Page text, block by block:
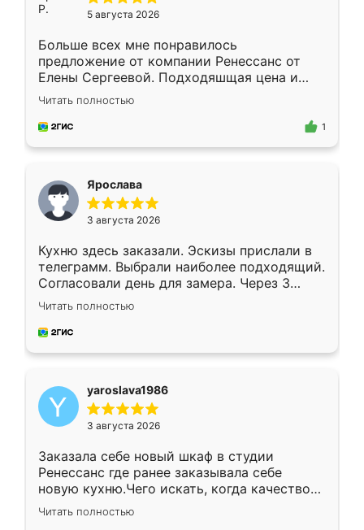
5 августа 2026
Больше всех мне понравилось
предложение от компании Ренессанс от
Елены Сергеевой. Подходяшщая цена и
короткие сроки изготовления. Приехавший
для замера сотрудник Владислав
предложил по моему эскизу самый
Читать полностью
1
Ярослава
3 августа 2026
Кухню здесь заказали. Эскизы прислали в
телеграмм. Выбрали наиболее подходящий.
Согласовали день для замера. Через 3
недели кухня была уже готова. Остались
довольны работой. Спасибо Ренессанс
мебель за качественную работу!
Читать полностью
yaroslava1986
3 августа 2026
Заказала себе новый шкаф в студии
Ренессанс где ранее заказывала себе
новую кухню.Чего искать, когда качеством
вполне довольна. Служит кухня уже почти
два года, нареканий нет.
Читать полностью